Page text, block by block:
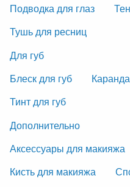
Подводка для глаз
Тушь для ресниц
Для губ
Блеск для губ
Тинт для губ
Дополнительно
Аксессуары для макияжа
Кисть для макияжа